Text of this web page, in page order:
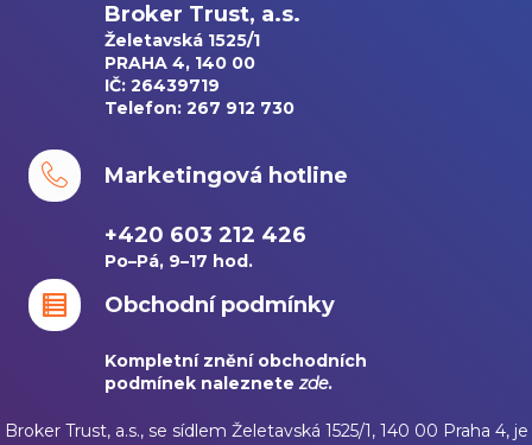
Broker Trust, a.s.
Želetavská 1525/1
PRAHA 4, 140 00
IČ: 26439719
Telefon: 267 912 730
Marketingová hotline
+420 603 212 426
Po–Pá, 9–17 hod.
Obchodní podmínky
Kompletní znění obchodních
podmínek naleznetezde.
Broker Trust, a.s., se sídlem Želetavská 1525/1, 140 00 Praha 4, je